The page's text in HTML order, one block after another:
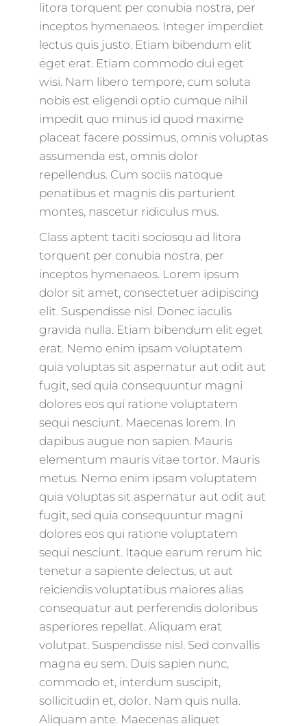
litora torquent per conubia nostra, per
inceptos hymenaeos. Integer imperdiet
lectus quis justo. Etiam bibendum elit
eget erat. Etiam commodo dui eget
wisi. Nam libero tempore, cum soluta
nobis est eligendi optio cumque nihil
impedit quo minus id quod maxime
placeat facere possimus, omnis voluptas
assumenda est, omnis dolor
repellendus. Cum sociis natoque
penatibus et magnis dis parturient
montes, nascetur ridiculus mus.
Class aptent taciti sociosqu ad litora
torquent per conubia nostra, per
inceptos hymenaeos. Lorem ipsum
dolor sit amet, consectetuer adipiscing
elit. Suspendisse nisl. Donec iaculis
gravida nulla. Etiam bibendum elit eget
erat. Nemo enim ipsam voluptatem
quia voluptas sit aspernatur aut odit aut
fugit, sed quia consequuntur magni
dolores eos qui ratione voluptatem
sequi nesciunt. Maecenas lorem. In
dapibus augue non sapien. Mauris
elementum mauris vitae tortor. Mauris
metus. Nemo enim ipsam voluptatem
quia voluptas sit aspernatur aut odit aut
fugit, sed quia consequuntur magni
dolores eos qui ratione voluptatem
sequi nesciunt. Itaque earum rerum hic
tenetur a sapiente delectus, ut aut
reiciendis voluptatibus maiores alias
consequatur aut perferendis doloribus
asperiores repellat. Aliquam erat
volutpat. Suspendisse nisl. Sed convallis
magna eu sem. Duis sapien nunc,
commodo et, interdum suscipit,
sollicitudin et, dolor. Nam quis nulla.
Aliquam ante. Maecenas aliquet